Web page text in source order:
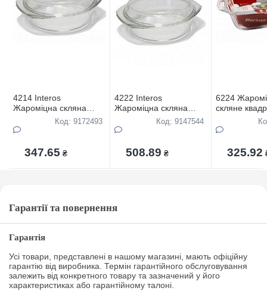
4214 Interos
Жароміцна скляна
каструля об`єм 2,5 л
Код: 9172493
347.65 ₴
4222 Interos
Жароміцна скляна
каструля об`єм 3,0 л
Код: 9147544
508.89 ₴
6224
скляне
з ручками
325.92
Гарантії та повернення
Гарантія
Усі товари, представлені в нашому магазині, мають офіційну
гарантію від виробника. Термін гарантійного обслуговування
залежить від конкретного товару та зазначений у його
характеристиках або гарантійному талоні.